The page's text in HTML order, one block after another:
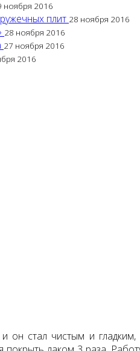
ноября 2016
плит 28 ноября 2016
28 ноября 2016
27 ноября 2016
2016
он стал чистым и гладким,